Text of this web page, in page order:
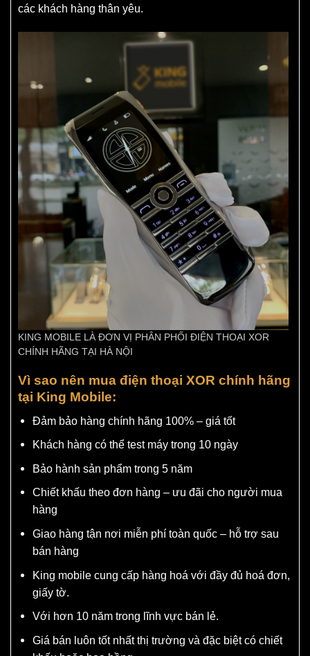
các khách hàng thân yêu.
KING MOBILE LÀ ĐƠN VỊ PHÂN PHỐI ĐIỆN THOẠI XOR
CHÍNH HÃNG TẠI HÀ NỘI
Vì sao nên mua điện thoại XOR chính hãng
tại King Mobile:
Đảm bảo hàng chính hãng 100% – giá tốt
Khách hàng có thể test máy trong 10 ngày
Bảo hành sản phẩm trong 5 năm
Chiết khấu theo đơn hàng – ưu đãi cho người mua
hàng
Giao hàng tận nơi miễn phí toàn quốc – hỗ trợ sau
bán hàng
King mobile cung cấp hàng hoá với đầy đủ hoá đơn,
giấy tờ.
Với hơn 10 năm trong lĩnh vực bán lẻ.
Giá bán luôn tốt nhất thị trường và đặc biệt có chiết